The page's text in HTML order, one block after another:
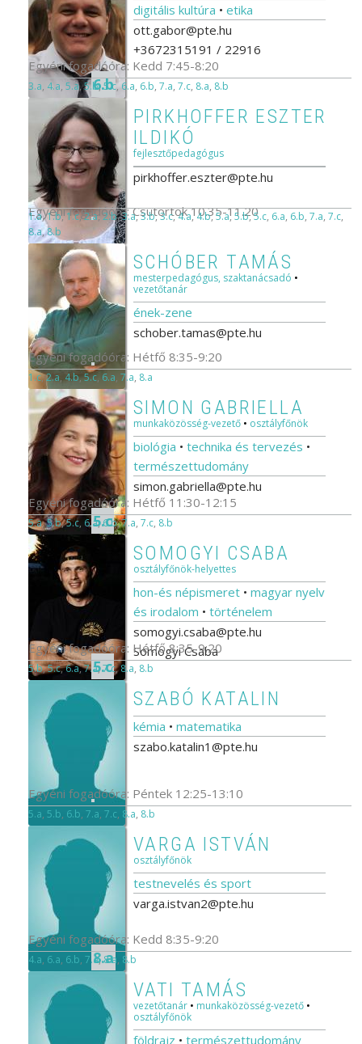
digitális kultúra • etika
ott.gabor@pte.hu
+3672315191 / 22916
Egyéni fogadóóra: Kedd 7:45-8:20
6.b
3.a, 4.a, 5.a,5.b,5.c, 6.a, 6.b, 7.a, 7.c, 8.a, 8.b
PIRKHOFFER ESZTER
ILDIKÓ
fejlesztőpedagógus
pirkhoffer.eszter@pte.hu
Egyéni fogadóóra: Csütörtök 10.35-11.20
1.a,1.b,1.c,2.a,2.b,3.a,3.b,3.c,4.a,4.b,5.a, 5.b,5.c, 6.a, 6.b, 7.a, 7.c,
8.a,8.b
SCHÓBER TAMÁS
mesterpedagógus, szaktanácsadó •
vezetőtanár
ének-zene
schober.tamas@pte.hu
Egyéni fogadóóra: Hétfő 8:35-9:20
1.c,2.a, 4.b,5.c, 6.a, 7.a, 8.a
SIMON GABRIELLA
munkaközösség-vezető • osztályfőnök
biológia • technika és tervezés •
természettudomány
simon.gabriella@pte.hu
Egyéni fogadóóra: Hétfő 11:30-12:15
5.c
5.a,5.b,5.c, 6.a,6.b,7.a, 7.c, 8.b
SOMOGYI CSABA
osztályfőnök-helyettes
hon-és népismeret • magyar nyelv
és irodalom • történelem
somogyi.csaba@pte.hu
Somogyi Csaba
Egyéni fogadóóra: Hétfő 8:35-9:20
5.c
5.b,5.c,6.a,7.a,7.c,8.a, 8.b
SZABÓ KATALIN
kémia • matematika
szabo.katalin1@pte.hu
Egyéni fogadóóra: Péntek 12:25-13:10
5.a, 5.b, 6.b, 7.a, 7.c, 8.a, 8.b
VARGA ISTVÁN
osztályfőnök
testnevelés és sport
varga.istvan2@pte.hu
Egyéni fogadóóra: Kedd 8:35-9:20
8.a
4.a, 6.a, 6.b, 7.a,8.a, 8.b
VATI TAMÁS
vezetőtanár • munkaközösség-vezető •
osztályfőnök
földrajz • természettudomány